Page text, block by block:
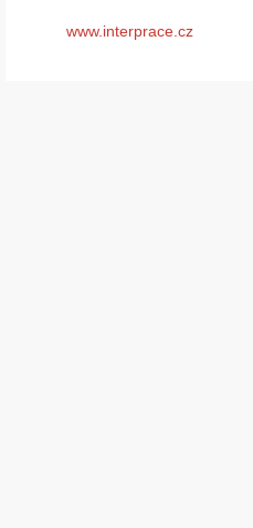
www.interprace.cz